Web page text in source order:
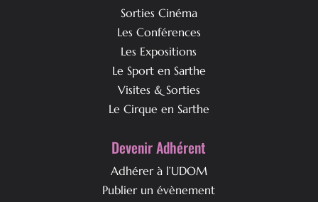
Sorties Cinéma
Les Conférences
Les Expositions
Le Sport en Sarthe
Visites & Sorties
Le Cirque en Sarthe
Devenir Adhérent
Adhérer à l’UDOM
Publier un évènement